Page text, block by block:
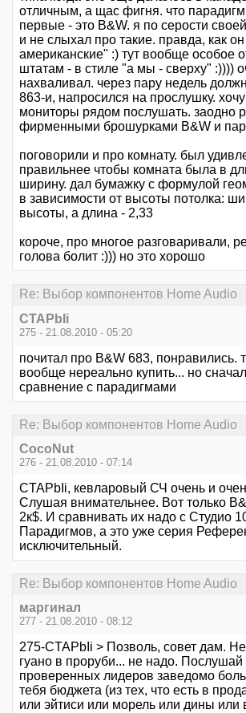
отличным, а щас фигня. что
первые - это B&W. я по серости
и не слыхал про такие. правда, как
американские" :) тут вообще особое
штатам - в стиле "а мы - сверху" :))))
нахваливал. через пару недель
863-и, напросился на прослушку.
мониторы рядом послушать. заодно
фирменными брошурками B&W и
поговорили и про комнату. был
правильнее чтобы комната была в
ширину. дал бумажку с формулой
в зависимости от высоты потолка:
высоты, а длина - 2,33
короче, про многое разговаривали,
голова болит :))) но это хорошо
Re: Выбор компонентов Home Audio
CTAPbIi
275 - 21.08.2010 - 05:20
почитал про B&W 683, понравились.
вообще нереально купить... но
сравнение с парадигмами
Re: Выбор компонентов Home Audio
CocoNut
276 - 21.08.2010 - 07:14
CTAPbIi, кевларовый СЧ очень и
Слушая внимательнее. Вот только
2к$. И сравнивать их надо с Студио
Парадигмов, а это уже серия
исключительный.
Re: Выбор компонентов Home Audio
маргинал
277 - 21.08.2010 - 08:12
275-CTAPbIi > Позволь, совет дам.
гуано в проруби... не надо. Послушай
проверенных лидеров заведомо
тебя бюджета (из тех, что есть в
или эйтиси или морель или дины или